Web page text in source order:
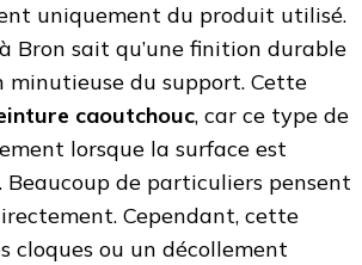
uniquement du produit utilisé.
Bron sait qu’une finition durable
du support. Cette
caoutchouc, car ce type de
lorsque la surface est
de particuliers pensent
Cependant, cette
cloques ou un décollement